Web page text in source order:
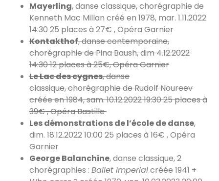
Mayerling, danse classique, chorégraphie de
Kenneth Mac Millan créé en 1978, mar. 1.11.2022
14:30 25 places à 27€ , Opéra Garnier
Kontakthof, danse contemporaine,
chorégraphie de Pina Baush, dim 4.12.2022
14:30 12 places à 25€, Opéra Garnier
Le Lac des cygnes, danse
classique, chorégraphie de Rudolf Noureev
créée en 1984, sam. 10.12.2022 19:30 25 places à
39€ , Opéra Bastille
Les démonstrations de l’école de danse,
dim. 18.12.2022 10:00 25 places à 16€ , Opéra
Garnier
George Balanchine, danse classique, 2
chorégraphies : Ballet Imperialcréée 1941 +